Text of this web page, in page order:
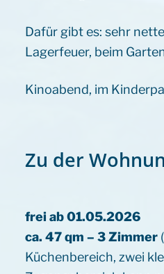
Dafür gibt es: sehr
Lagerfeuer, beim
Kinoabend, im
Zu der
frei ab 01.05.2026
ca. 47 qm – 3 Zimmer
Küchenbereich, zwei